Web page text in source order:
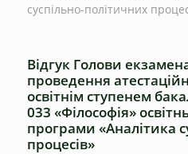
суспільно-політичних
Відгук Голови
проведення
освітнім ступенем
033 «Філософія»
програми «Аналітика
процесів»